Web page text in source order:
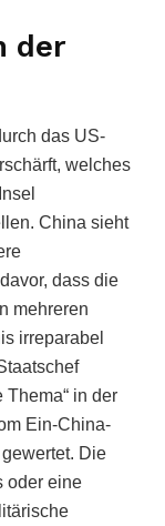
der
das US-
welches
China sieht
dass die
mehreren
irreparabel
Thema“ in der
Ein-China-
Die
oder eine